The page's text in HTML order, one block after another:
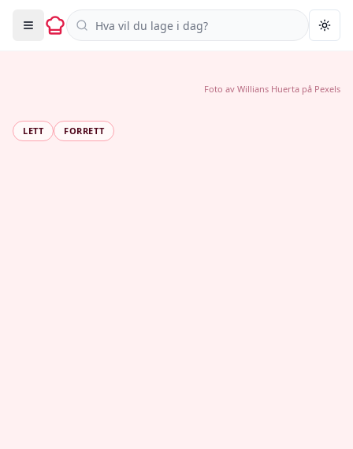
Søk i oppskrifter
LETT FORRETT
Foto av Willians Huerta på Pexels